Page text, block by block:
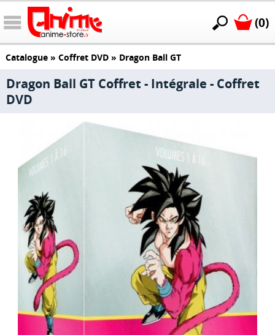
(0)
Catalogue» Coffret DVD» Dragon Ball GT
Dragon Ball GT Coffret - Intégrale - Coffret
DVD